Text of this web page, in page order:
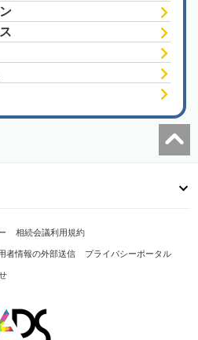
相続会議利用規約
者情報の外部送信 プライバシーポータル